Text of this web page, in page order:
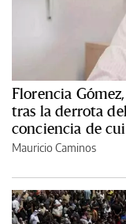
Florencia
tras la derrota
conciencia de
Mauricio Caminos